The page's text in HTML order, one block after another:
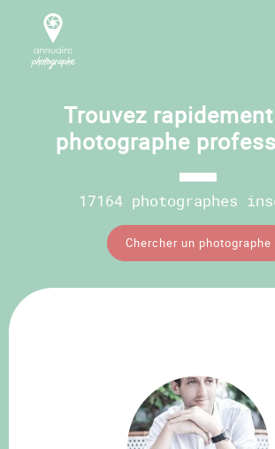
Trouvez
photographe
17164 photographes
Chercher un photographe